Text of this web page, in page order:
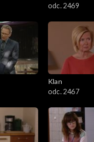
odc. 2469
Klan
odc. 2467